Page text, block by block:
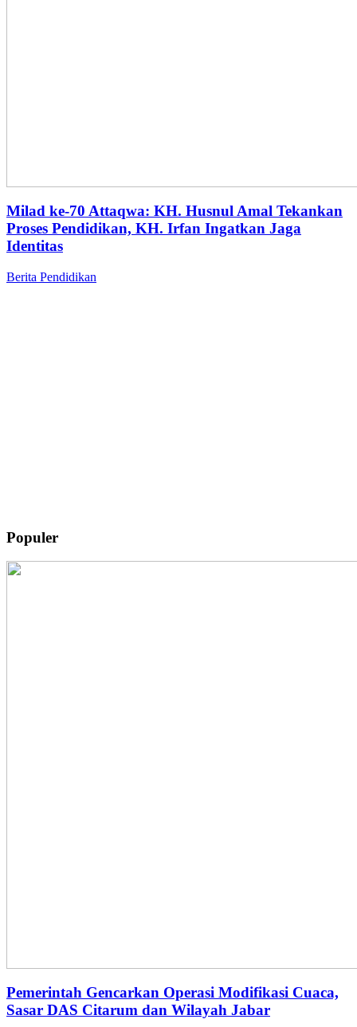
Milad ke-70 Attaqwa: KH. Husnul Amal Tekankan
Proses Pendidikan, KH. Irfan Ingatkan Jaga
Identitas
Berita Pendidikan
Populer
Pemerintah Gencarkan Operasi Modifikasi Cuaca,
Sasar DAS Citarum dan Wilayah Jabar